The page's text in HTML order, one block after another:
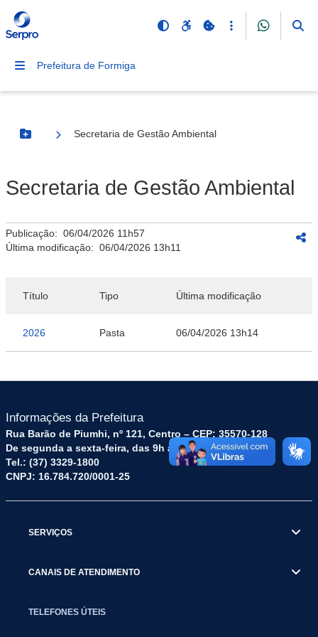
Prefeitura de Formiga
Botão Menu
Secretaria de Gestão Ambiental
Secretaria de Gestão Ambiental
Publicação: 06/04/2026 11h57
Última modificação: 06/04/2026 13h11
Título Tipo Última modificação
2026 Pasta 06/04/2026 13h14
Informações da Prefeitura
Rua Barão de Piumhi, nº 121, Centro – CEP: 35570-128
De segunda a sexta-feira, das 9h às 16h
Tel.: (37) 3329-1800
CNPJ: 16.784.720/0001-25
SERVIÇOS
CANAIS DE ATENDIMENTO
TELEFONES ÚTEIS